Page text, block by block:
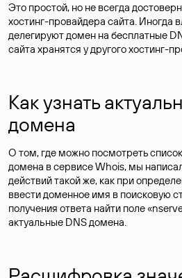
Это простой, но не всегда
хостинг-провайдера сайта. Иногда
делегируют домен на бесплатные
сайта хранятся у другого хостинг-
Как узнать
домена
О том, где можно посмотреть
домена в сервисе Whois, мы
действий такой же, как при
ввести доменное имя в поисковую
получения ответа найти поле
актуальные DNS домена.